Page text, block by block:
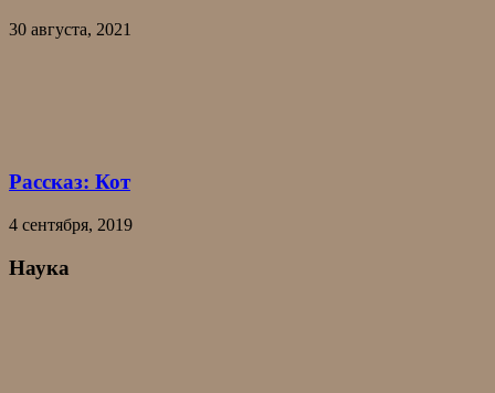
30 августа, 2021
Рассказ: Кот
4 сентября, 2019
Наука